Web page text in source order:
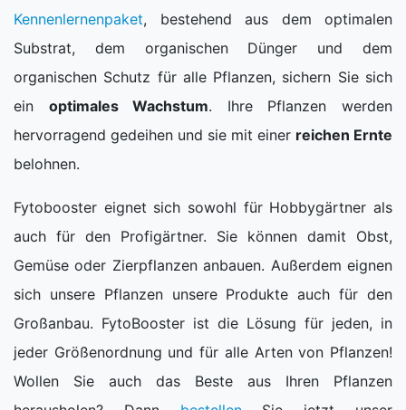
Kennenlernenpaket, bestehend aus dem optimalen
Substrat, dem organischen Dünger und dem
organischen Schutz für alle Pflanzen, sichern Sie sich
ein optimales Wachstum. Ihre Pflanzen werden
hervorragend gedeihen und sie mit einer reichen Ernte
belohnen.
Fytobooster eignet sich sowohl für Hobbygärtner als
auch für den Profigärtner. Sie können damit Obst,
Gemüse oder Zierpflanzen anbauen. Außerdem eignen
sich unsere Pflanzen unsere Produkte auch für den
Großanbau. FytoBooster ist die Lösung für jeden, in
jeder Größenordnung und für alle Arten von Pflanzen!
Wollen Sie auch das Beste aus Ihren Pflanzen